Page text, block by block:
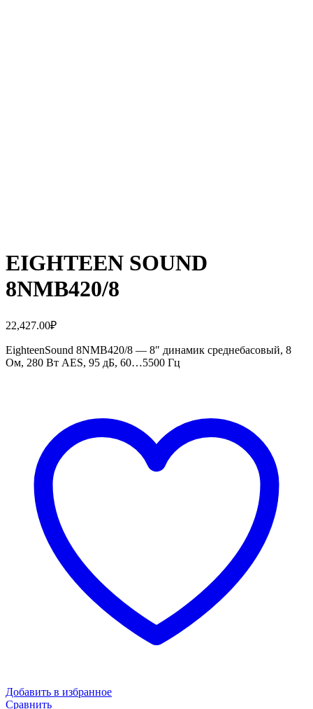
EIGHTEEN SOUND
8NMB420/8
22,427.00₽
EighteenSound 8NMB420/8 — 8″ динамик среднебасовый, 8
Ом, 280 Вт AES, 95 дБ, 60…5500 Гц
Добавить в избранное
Сравнить